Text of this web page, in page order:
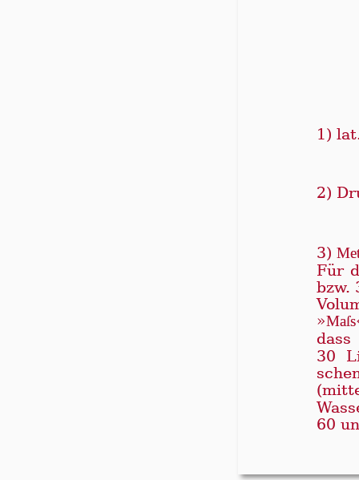
1)
2)
3)
Für
bzw.
»Maſs
30
60